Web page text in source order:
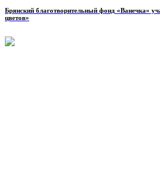
Брянский благотворительный фонд «Ванечка»
цветов»